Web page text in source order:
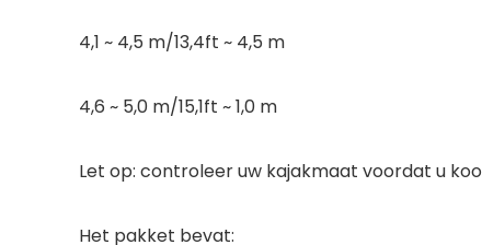
4,1 ~ 4,5 m/13,4ft ~ 4,5 m
4,6 ~ 5,0 m/15,1ft ~ 1,0 m
Let op: controleer uw kajakmaat voordat u
Het pakket bevat: